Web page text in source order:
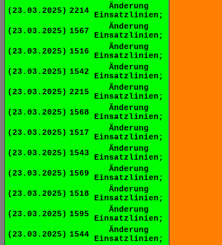
(23.03.2025) 2214
Änderung
Einsatzlinien;
(23.03.2025) 1567
Änderung
Einsatzlinien;
(23.03.2025) 1516
Änderung
Einsatzlinien;
(23.03.2025) 1542
Änderung
Einsatzlinien;
(23.03.2025) 2215
Änderung
Einsatzlinien;
(23.03.2025) 1568
Änderung
Einsatzlinien;
(23.03.2025) 1517
Änderung
Einsatzlinien;
(23.03.2025) 1543
Änderung
Einsatzlinien;
(23.03.2025) 1569
Änderung
Einsatzlinien;
(23.03.2025) 1518
Änderung
Einsatzlinien;
(23.03.2025) 1595
Änderung
Einsatzlinien;
(23.03.2025) 1544
Änderung
Einsatzlinien;